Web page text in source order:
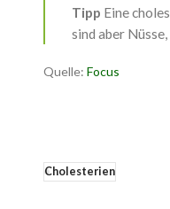
Tipp Eine
sind aber
Quelle: Focus
Cholesterien